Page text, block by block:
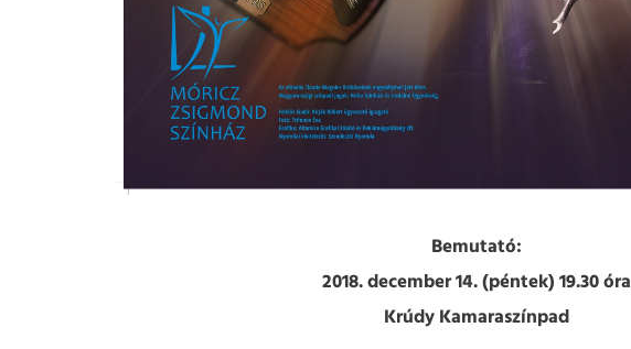
Bemutató:
2018. december 14. (péntek) 19.30 óra
Krúdy Kamaraszínpad